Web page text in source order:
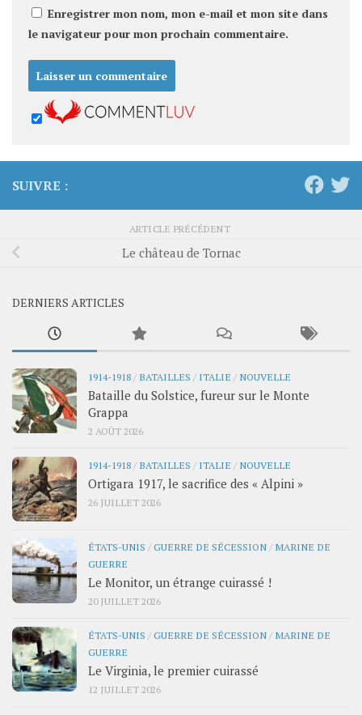
Enregistrer mon nom, mon e-mail et mon site dans
le navigateur pour mon prochain commentaire.
SUIVRE :
ARTICLE PRÉCÉDENT
Le château de Tornac
DERNIERS ARTICLES
1914-1918 / BATAILLES / ITALIE / NOUVELLE
Bataille du Solstice, fureur sur le Monte
Grappa
2 AOÛT 2026
1914-1918 / BATAILLES / ITALIE / NOUVELLE
Ortigara 1917, le sacrifice des « Alpini »
26 JUILLET 2026
ÉTATS-UNIS /GUERRE DE SÉCESSION / MARINE DE
GUERRE
Le Monitor, un étrange cuirassé !
20 JUILLET 2026
ÉTATS-UNIS /GUERRE DE SÉCESSION / MARINE DE
GUERRE
Le Virginia, le premier cuirassé
12 JUILLET 2026